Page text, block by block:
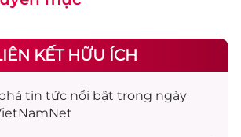
KẾT HỮU ÍCH
tin tức nổi bật trong ngày